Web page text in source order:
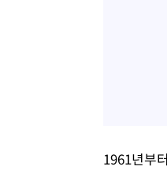
1961년부